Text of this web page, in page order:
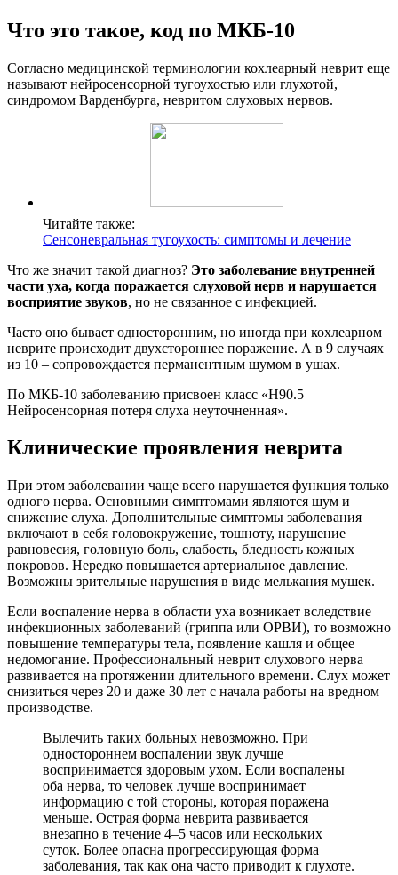
Что это такое, код по МКБ-10
Согласно медицинской терминологии кохлеарный неврит еще
называют нейросенсорной тугоухостью или глухотой,
синдромом Варденбурга, невритом слуховых нервов.
Читайте также:
Сенсоневральная тугоухость: симптомы и лечение
Что же значит такой диагноз? Это заболевание внутренней
части уха, когда поражается слуховой нерв и нарушается
восприятие звуков, но не связанное с инфекцией.
Часто оно бывает односторонним, но иногда при кохлеарном
неврите происходит двухстороннее поражение. А в 9 случаях
из 10 – сопровождается перманентным шумом в ушах.
По МКБ-10 заболеванию присвоен класс «Н90.5
Нейросенсорная потеря слуха неуточненная».
Клинические проявления неврита
При этом заболевании чаще всего нарушается функция только
одного нерва. Основными симптомами являются шум и
снижение слуха. Дополнительные симптомы заболевания
включают в себя головокружение, тошноту, нарушение
равновесия, головную боль, слабость, бледность кожных
покровов. Нередко повышается артериальное давление.
Возможны зрительные нарушения в виде мелькания мушек.
Если воспаление нерва в области уха возникает вследствие
инфекционных заболеваний (гриппа или ОРВИ), то возможно
повышение температуры тела, появление кашля и общее
недомогание. Профессиональный неврит слухового нерва
развивается на протяжении длительного времени. Слух может
снизиться через 20 и даже 30 лет с начала работы на вредном
производстве.
Вылечить таких больных невозможно. При
одностороннем воспалении звук лучше
воспринимается здоровым ухом. Если воспалены
оба нерва, то человек лучше воспринимает
информацию с той стороны, которая поражена
меньше. Острая форма неврита развивается
внезапно в течение 4–5 часов или нескольких
суток. Более опасна прогрессирующая форма
заболевания, так как она часто приводит к глухоте.